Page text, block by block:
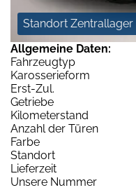
Standort Zentrallager
Allgemeine Daten:
Fahrzeugtyp
Karosserieform
Erst-Zul.
Getriebe
Kilometerstand
Anzahl der Türen
Farbe
Standort
Lieferzeit
Unsere Nummer